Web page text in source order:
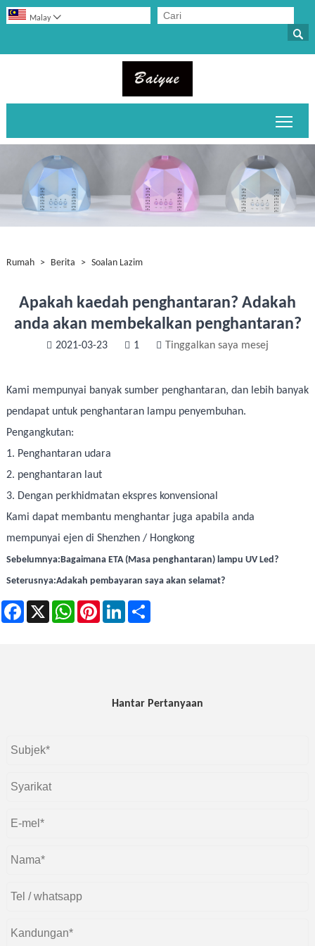

Malay 
Rumah > Berita > Soalan Lazim
Apakah kaedah penghantaran? Adakah
anda akan membekalkan penghantaran?
2021-03-23 1 Tinggalkan saya mesej
Kami mempunyai banyak sumber penghantaran, dan lebih banyak
pendapat untuk penghantaran lampu penyembuhan.
Pengangkutan:
1. Penghantaran udara
2. penghantaran laut
3. Dengan perkhidmatan ekspres konvensional
Kami dapat membantu menghantar juga apabila anda
mempunyai ejen di Shenzhen / Hongkong
Sebelumnya:Bagaimana ETA (Masa penghantaran) lampu UV Led?
Seterusnya:Adakah pembayaran saya akan selamat?
Facebook
X WhatsAppPinterestLinkedIn
Hantar Pertanyaan